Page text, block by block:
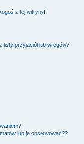
z tej witryny!
przyjaciół lub wrogów?
lub je obserwować??